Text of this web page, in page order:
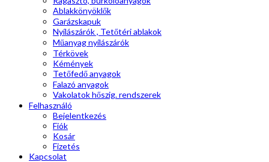
Ablakkönyöklők
Garázskapuk
Nyílászárók , Tetőtéri ablakok
Műanyag nyílászárók
Térkövek
Kémények
Tetőfedő anyagok
Falazó anyagok
Vakolatok hőszig. rendszerek
Felhasználó
Bejelentkezés
Fiók
Kosár
Fizetés
Kapcsolat